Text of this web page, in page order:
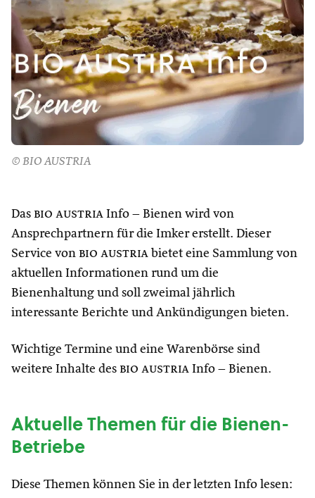
© BIO AUSTRIA
Das bio austria Info – Bienen wird von
Ansprechpartnern für die Imker erstellt. Dieser
Service von bio austria bietet eine Sammlung von
aktuellen Informationen rund um die
Bienenhaltung und soll zweimal jährlich
interessante Berichte und Ankündigungen bieten.
Wichtige Termine und eine Warenbörse sind
weitere Inhalte des bio austria Info – Bienen.
Aktuelle Themen für die Bienen-
Betriebe
Diese Themen können Sie in der letzten Info lesen: